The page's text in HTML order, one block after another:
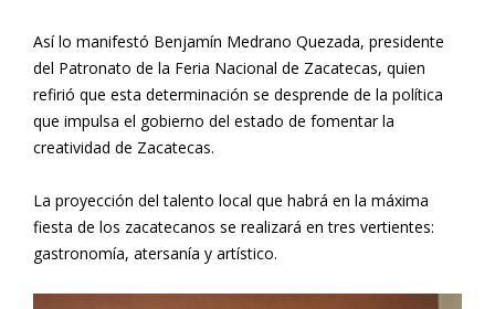
Así lo manifestó Benjamín Medrano Quezada, presidente
del Patronato de la Feria Nacional de Zacatecas, quien
refirió que esta determinación se desprende de la política
que impulsa el gobierno del estado de fomentar la
creatividad de Zacatecas.
La proyección del talento local que habrá en la máxima
fiesta de los zacatecanos se realizará en tres vertientes:
gastronomía, atersanía y artístico.